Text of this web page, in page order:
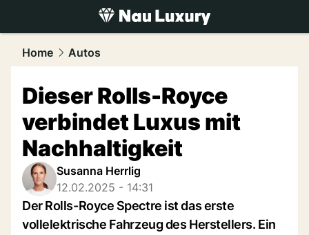
luxury.NAU.ch
Home Autos
Dieser Rolls-Royce
verbindet Luxus mit
Nachhaltigkeit
Susanna Herrlig
12.02.2025 - 14:31
Der Rolls-Royce Spectre ist das erste
vollelektrische Fahrzeug des Herstellers. Ein